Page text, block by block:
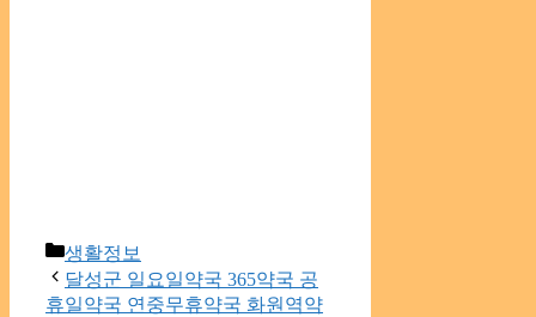
Categories
생활정보
달성군 일요일약국 365약국 공
휴일약국 연중무휴약국 화원역약